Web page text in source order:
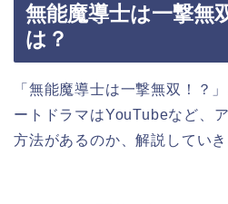
無能魔導士は一撃無
は？
「無能魔導士は一撃無双！？
ートドラマはYouTubeなど、
方法があるのか、解説していき